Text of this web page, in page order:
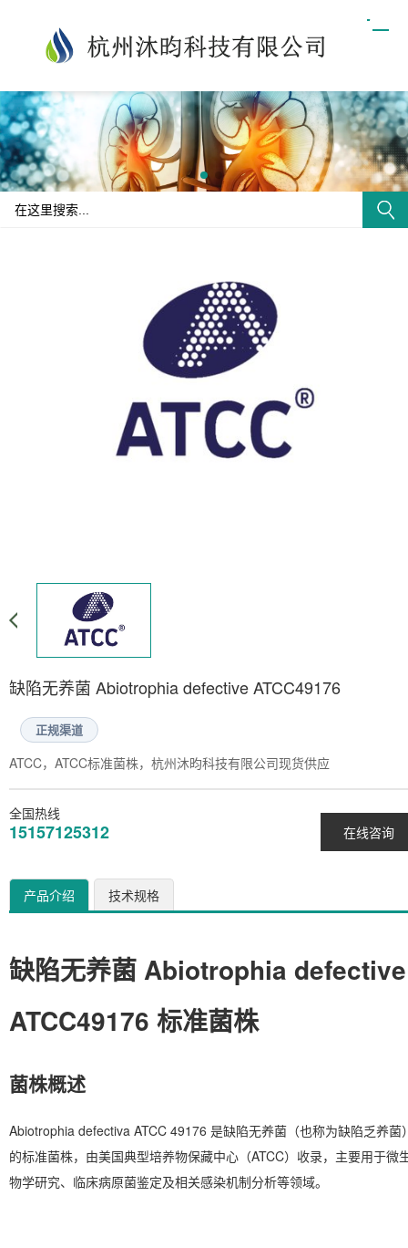
缺陷无养菌 Abiotrophia defective ATCC49176
正规渠道
ATCC，ATCC标准菌株，杭州沐昀科技有限公司现货供应
在线咨询
全国热线
15157125312
产品介绍 技术规格
缺陷无养菌 Abiotrophia defective
ATCC49176 标准菌株
菌株概述
Abiotrophia defectiva ATCC 49176 是缺陷无养菌（也称为缺陷乏养菌
的标准菌株，由美国典型培养物保藏中心（ATCC）收录，主要用于微
物学研究、临床病原菌鉴定及相关感染机制分析等领域。